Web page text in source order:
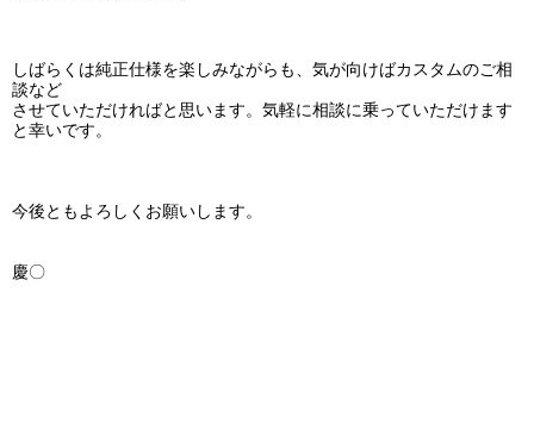
しばらくは純正仕様を楽しみながらも、気が向けばカスタムのご相
談など
させていただければと思います。気軽に相談に乗っていただけます
と幸いです。
今後ともよろしくお願いします。
慶〇